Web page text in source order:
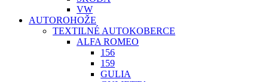
VW
AUTOROHOŽE
TEXTILNÉ AUTOKOBERCE
ALFA ROMEO
156
159
GULIA